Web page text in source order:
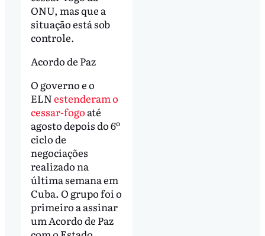
ONU, mas que a
situação está sob
controle.
Acordo de Paz
O governo e o
ELNestenderam o
cessar-fogo até
agosto depois do 6º
ciclo de
negociações
realizado na
última semana em
Cuba. O grupo foi o
primeiro a assinar
um Acordo de Paz